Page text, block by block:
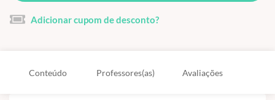
Adicionar cupom de desconto?
Conteúdo Professores(as) Avaliações